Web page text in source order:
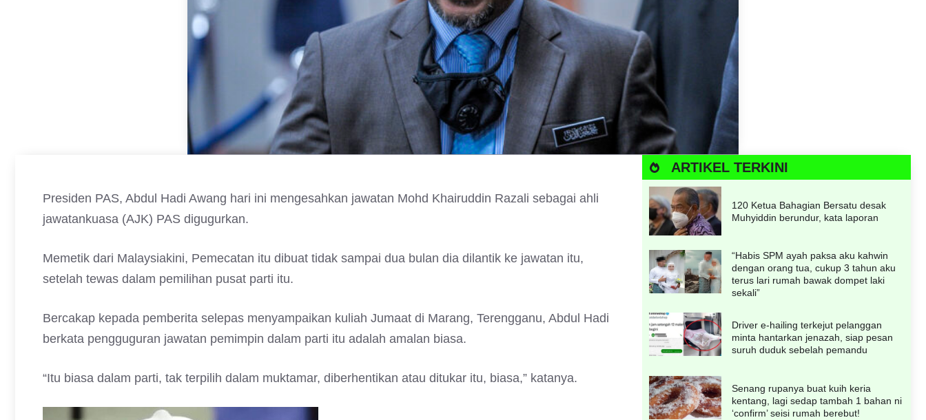
Presiden PAS, Abdul Hadi Awang hari ini mengesahkan jawatan Mohd Khairuddin Razali sebagai ahli
jawatankuasa (AJK) PAS digugurkan.
Memetik dari Malaysiakini, Pemecatan itu dibuat tidak sampai dua bulan dia dilantik ke jawatan itu,
setelah tewas dalam pemilihan pusat parti itu.
Bercakap kepada pemberita selepas menyampaikan kuliah Jumaat di Marang, Terengganu, Abdul Hadi
berkata pengguguran jawatan pemimpin dalam parti itu adalah amalan biasa.
“Itu biasa dalam parti, tak terpilih dalam muktamar, diberhentikan atau ditukar itu, biasa,” katanya.
ARTIKEL TERKINI
120 Ketua Bahagian Bersatu desak
Muhyiddin berundur, kata laporan
“Habis SPM ayah paksa aku kahwin
dengan orang tua, cukup 3 tahun aku
terus lari rumah bawak dompet laki
sekali”
Driver e-hailing terkejut pelanggan
minta hantarkan jenazah, siap pesan
suruh duduk sebelah pemandu
Senang rupanya buat kuih keria
kentang, lagi sedap tambah 1 bahan ni
‘confirm’ seisi rumah berebut!